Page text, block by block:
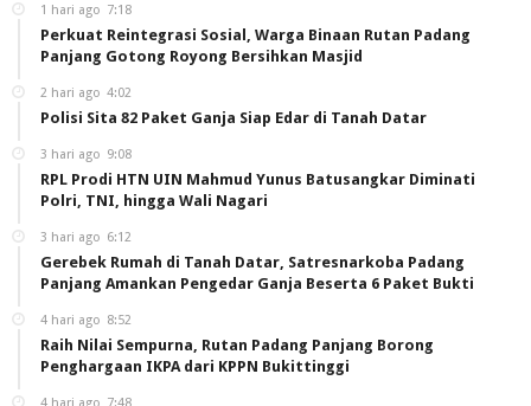
1 hari ago 7:18
Perkuat Reintegrasi Sosial, Warga Binaan Rutan Padang
Panjang Gotong Royong Bersihkan Masjid
2 hari ago 4:02
Polisi Sita 82 Paket Ganja Siap Edar di Tanah Datar
3 hari ago 9:08
RPL Prodi HTN UIN Mahmud Yunus Batusangkar Diminati
Polri, TNI, hingga Wali Nagari
3 hari ago 6:12
Gerebek Rumah di Tanah Datar, Satresnarkoba Padang
Panjang Amankan Pengedar Ganja Beserta 6 Paket Bukti
4 hari ago 8:52
Raih Nilai Sempurna, Rutan Padang Panjang Borong
Penghargaan IKPA dari KPPN Bukittinggi
4 hari ago 7:48